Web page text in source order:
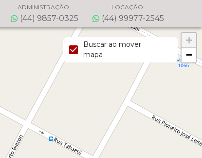
ADMINISTRAÇÃO
(44) 9857-0325
LOCAÇÃO
(44) 99977-2545
+
−
Buscar ao mover
mapa